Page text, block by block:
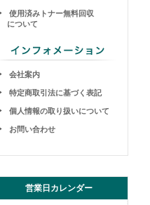
使用済みトナー無料回収
について
会社案内
特定商取引法に基づく表記
個人情報の取り扱いについて
お問い合わせ
営業日カレンダー